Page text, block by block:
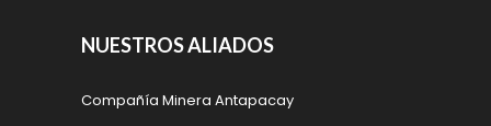
NUESTROS ALIADOS
Compañía Minera Antapacay